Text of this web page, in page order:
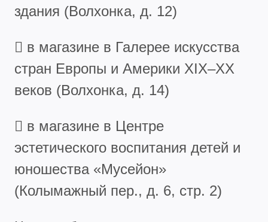
здания (Волхонка, д. 12)
 в магазине в Галерее искусства
стран Европы и Америки XIX–XX
веков (Волхонка, д. 14)
 в магазине в Центре
эстетического воспитания детей и
юношества «Мусейон»
(Колымажный пер., д. 6, стр. 2)